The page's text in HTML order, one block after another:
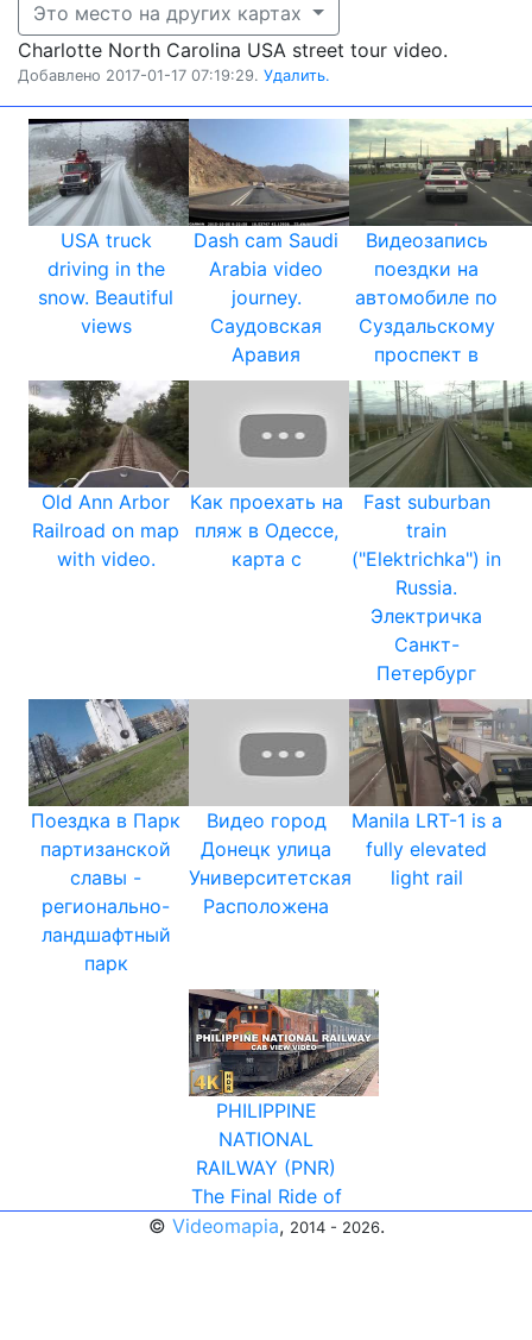
Это место на других картах
Charlotte North Carolina USA street tour video.
Добавлено 2017-01-17 07:19:29. Удалить.
USA truck
driving in the
snow. Beautiful
views
Dash cam Saudi
Arabia video
journey.
Саудовская
Аравия
Видеозапись
поездки на
автомобиле по
Суздальскому
проспект в
Old Ann Arbor
Railroad on map
with video.
Как проехать на
пляж в Одессе,
карта с
Fast suburban
train
("Elektrichka") in
Russia.
Электричка
Санкт-
Петербург
Поездка в Парк
партизанской
славы -
регионально-
ландшафтный
парк
Видео город
Донецк улица
Университетская
Расположена
Manila LRT-1 is a
fully elevated
light rail
PHILIPPINE
NATIONAL
RAILWAY (PNR)
The Final Ride of
© Videomapia, 2014 - 2026.